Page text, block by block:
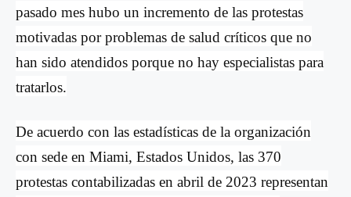
pasado mes hubo un incremento de las protestas
motivadas por problemas de salud críticos que no
han sido atendidos porque no hay especialistas para
tratarlos.
De acuerdo con las estadísticas de la organización
con sede en Miami, Estados Unidos, las 370
protestas contabilizadas en abril de 2023 representan